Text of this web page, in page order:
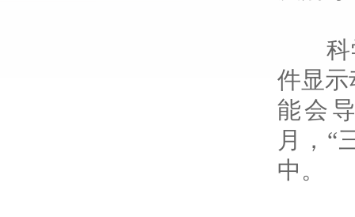
科
件显示
能会
月，“
中。